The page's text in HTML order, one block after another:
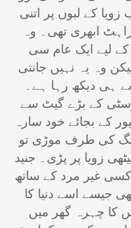
کے لبوں پر اتنی
ابھری تھی۔ وہ
لیے ایک عام سی
وہ یہ نہیں جانتی
ہی دیکھ رہا ہے۔
کے بڑے گیٹ سے
کے بجائے خود سارہ
کی طرف موڑی تو
زویا پر پڑی۔ جنید
غیر مرد کے ساتھ
جیسے اسے دنیا کا
کا چہرہ گھر میں